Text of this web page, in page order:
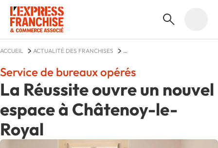
ACCUEIL
ACTUALITÉ DES FRANCHISES
La Réussite ouvre un nouvel
espace à Châtenoy-le-
Royal
Service de bureaux opérés